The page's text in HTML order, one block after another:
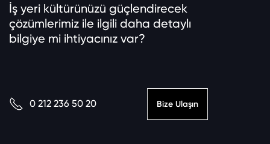
İş yeri kültürünüzü güçlendirecek
çözümlerimiz ile ilgili daha detaylı
bilgiye mi ihtiyacınız var?
0 212 236 50 20 Bize Ulaşın